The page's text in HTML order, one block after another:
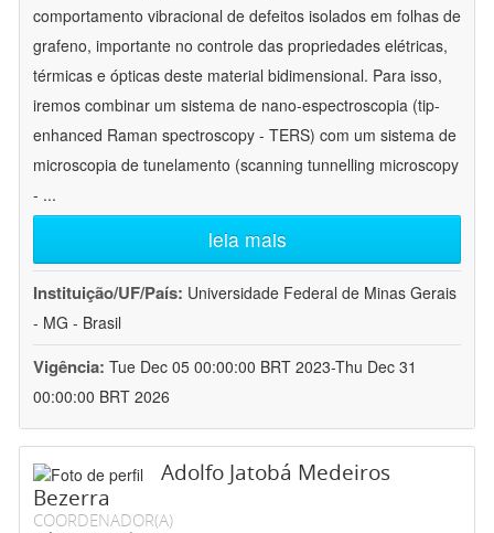
comportamento vibracional de defeitos isolados em folhas de
grafeno, importante no controle das propriedades elétricas,
térmicas e ópticas deste material bidimensional. Para isso,
iremos combinar um sistema de nano-espectroscopia (tip-
enhanced Raman spectroscopy - TERS) com um sistema de
microscopia de tunelamento (scanning tunnelling microscopy
- ...
leia mais
Instituição/UF/País: Universidade Federal de Minas Gerais
- MG - Brasil
Vigência: Tue Dec 05 00:00:00 BRT 2023-Thu Dec 31
00:00:00 BRT 2026
Adolfo Jatobá Medeiros
Bezerra
COORDENADOR(A)